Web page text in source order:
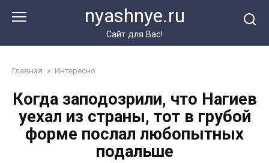
nyashnye.ru
Сайт для Вас!
Главная » Интересно
Когда заподозрили, что Нагиев
уехал из страны, тот в грубой
форме послал любопытных
подальше